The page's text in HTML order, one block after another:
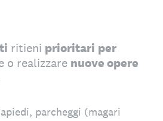
ritieni prioritari per
o realizzare nuove opere
parcheggi (magari